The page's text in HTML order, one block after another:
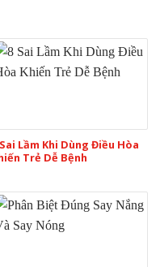
Lầm Khi Dùng Điều Hòa
Trẻ Dễ Bệnh